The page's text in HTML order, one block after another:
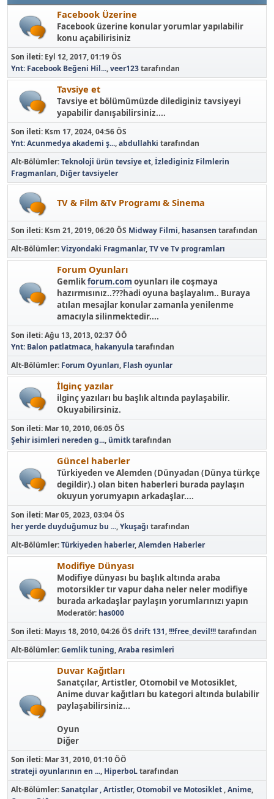
Facebook Üzerine
Facebook üzerine konular yorumlar yapılabilir
konu açabilirisiniz
Son ileti: Eyl 12, 2017, 01:19 ÖS
Ynt: Facebook Beğeni Hil...,veer123tarafından
Tavsiye et
Tavsiye et bölümümüzde dilediginiz tavsiyeyi
yapabilir danışabilirsiniz....
Son ileti: Ksm 17, 2024, 04:56 ÖS
Ynt: Acunmedya akademi ş...,abdullahki tarafından
Alt-Bölümler Teknoloji ürün tevsiye et İzlediginiz Filmlerin
Fragmanları Diğer tavsiyeler
TV & Film &Tv Programı & Sinema
Son ileti: Ksm 21, 2019, 06:20 ÖS Midway Filmi, hasansen tarafından
Alt-Bölümler Vizyondaki Fragmanlar TV ve Tv programları
Forum Oyunları
Gemlikforum.com oyunları ile coşmaya
hazırmısınız..???hadi oyuna başlayalım.. Buraya
atılan mesajlar konular zamanla yenilenme
amacıyla silinmektedir....
Son ileti:Ağu 13, 2013, 02:37 ÖÖ
Ynt: Balon patlatmaca, hakanyulatarafından
Alt-Bölümler Forum Oyunları Flash oyunlar
İlginç yazılar
ilginç yazıları bu başlık altında paylaşabilir.
Okuyabilirsiniz.
Son ileti: Mar 10, 2010, 06:05 ÖS
Şehir isimleri nereden g..., ümitktarafından
Güncel haberler
Türkiyeden ve Alemden (Dünyadan (Dünya türkçe
degildir).) olan biten haberleri burada paylaşın
okuyun yorumyapın arkadaşlar....
Son ileti: Mar 05, 2023, 03:04 ÖS
her yerde duyduğumuz bu ...,Ykuşağı tarafından
Alt-Bölümler Türkiyeden haberler Alemden Haberler
Modifiye Dünyası
Modifiye dünyası bu başlık altında araba
motorsikler tır vapur daha neler neler modifiye
burada arkadaşlar paylaşın yorumlarınızı yapın
Moderatör: has000
Son ileti: Mayıs 18, 2010, 04:26 ÖS drift 131,!!!free_devil!!!tarafından
Alt-Bölümler Gemlik tuning Araba resimleri
Duvar Kağıtları
Sanatçılar, Artistler, Otomobil ve Motosiklet,
Anime duvar kağıtları bu kategori altında bulabilir
paylaşabilirsiniz...
Oyun
Diğer
Son ileti: Mar 31, 2010, 01:10 ÖÖ
strateji oyunlarının en ..., HiperboLtarafından
Alt-Bölümler Sanatçılar , Artistler Otomobil ve Motosiklet Anime